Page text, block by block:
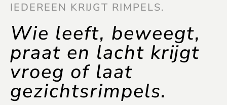
IEDEREEN KRIJGT RIMPELS.
Wie leeft, beweegt,
praat en lacht krijgt
vroeg of laat
gezichtsrimpels.